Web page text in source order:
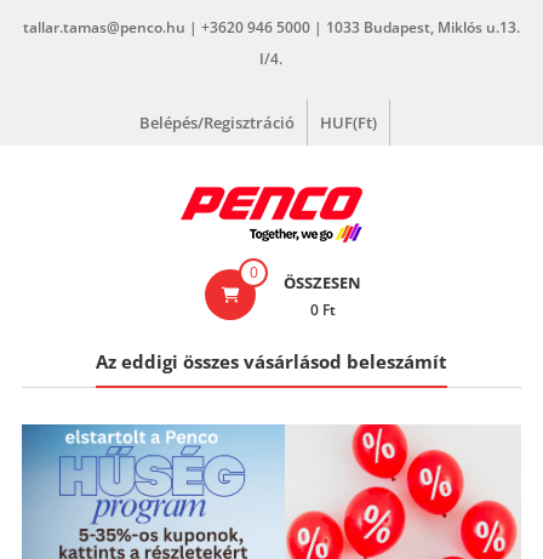
tallar.tamas@penco.hu | +3620 946 5000 | 1033 Budapest, Miklós u.13.
I/4.
Belépés/Regisztráció HUF(Ft)
0 ÖSSZESEN
0 Ft
Az eddigi összes vásárlásod beleszámít